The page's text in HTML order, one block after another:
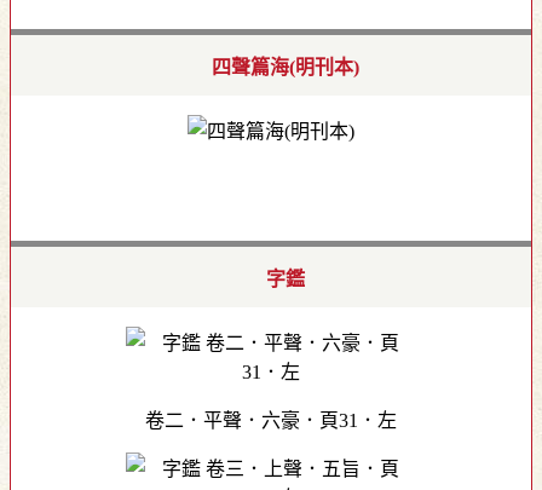
四聲篇海(明刊本)
字鑑
卷二．平聲．六豪．頁31．左